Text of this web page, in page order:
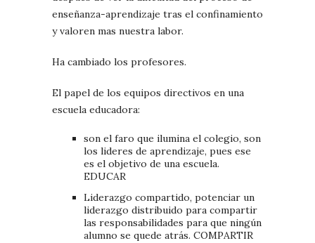
enseñanza-aprendizaje tras el confinamiento
y valoren mas nuestra labor.
Ha cambiado los profesores.
El papel de los equipos directivos en una
escuela educadora:
son el faro que ilumina el colegio, son
los lideres de aprendizaje, pues ese
es el objetivo de una escuela.
EDUCAR
Liderazgo compartido, potenciar un
liderazgo distribuido para compartir
las responsabilidades para que ningún
alumno se quede atrás. COMPARTIR